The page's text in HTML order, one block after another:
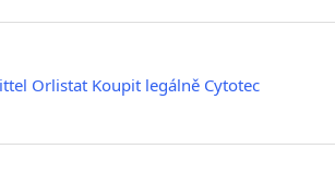
Orlistat Koupit legálně Cytotec